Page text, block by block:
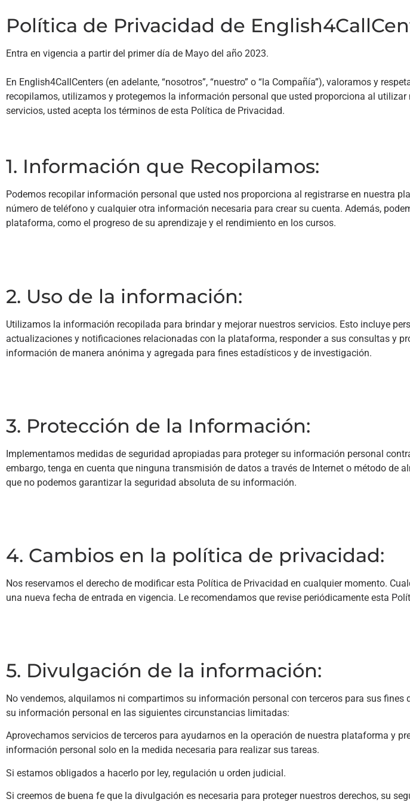
Política de Privacidad de
Entra en vigencia a partir del primer día de Mayo del año 2023.
En English4CallCenters (en adelante, “nosotros”, “nuestro” o “la Compañía”), valoramos y
recopilamos, utilizamos y protegemos la información personal que usted proporciona al
servicios, usted acepta los términos de esta Política de Privacidad.
1. Información que Recopilamos:
Podemos recopilar información personal que usted nos proporciona al registrarse en nuestra
número de teléfono y cualquier otra información necesaria para crear su cuenta. Además,
plataforma, como el progreso de su aprendizaje y el rendimiento en los cursos.
2. Uso de la información:
Utilizamos la información recopilada para brindar y mejorar nuestros servicios. Esto incluye
actualizaciones y notificaciones relacionadas con la plataforma, responder a sus consultas y
información de manera anónima y agregada para fines estadísticos y de investigación.
3. Protección de la Información:
Implementamos medidas de seguridad apropiadas para proteger su información personal
embargo, tenga en cuenta que ninguna transmisión de datos a través de Internet o método de
que no podemos garantizar la seguridad absoluta de su información.
4. Cambios en la política de privacidad:
Nos reservamos el derecho de modificar esta Política de Privacidad en cualquier momento.
una nueva fecha de entrada en vigencia. Le recomendamos que revise periódicamente esta
5. Divulgación de la información:
No vendemos, alquilamos ni compartimos su información personal con terceros para sus
su información personal en las siguientes circunstancias limitadas:
Aprovechamos servicios de terceros para ayudarnos en la operación de nuestra plataforma y
información personal solo en la medida necesaria para realizar sus tareas.
Si estamos obligados a hacerlo por ley, regulación u orden judicial.
Si creemos de buena fe que la divulgación es necesaria para proteger nuestros derechos, su